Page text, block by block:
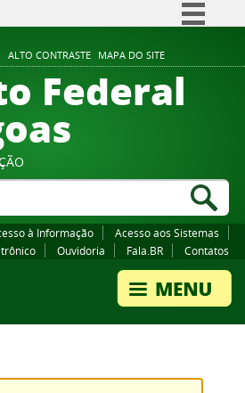
ALTO CONTRASTE MAPA DO SITE
Comunica BR
Participe
Canais
Federal
à Informação
Acesso aos Sistemas
Ouvidoria Fala.BR Contatos